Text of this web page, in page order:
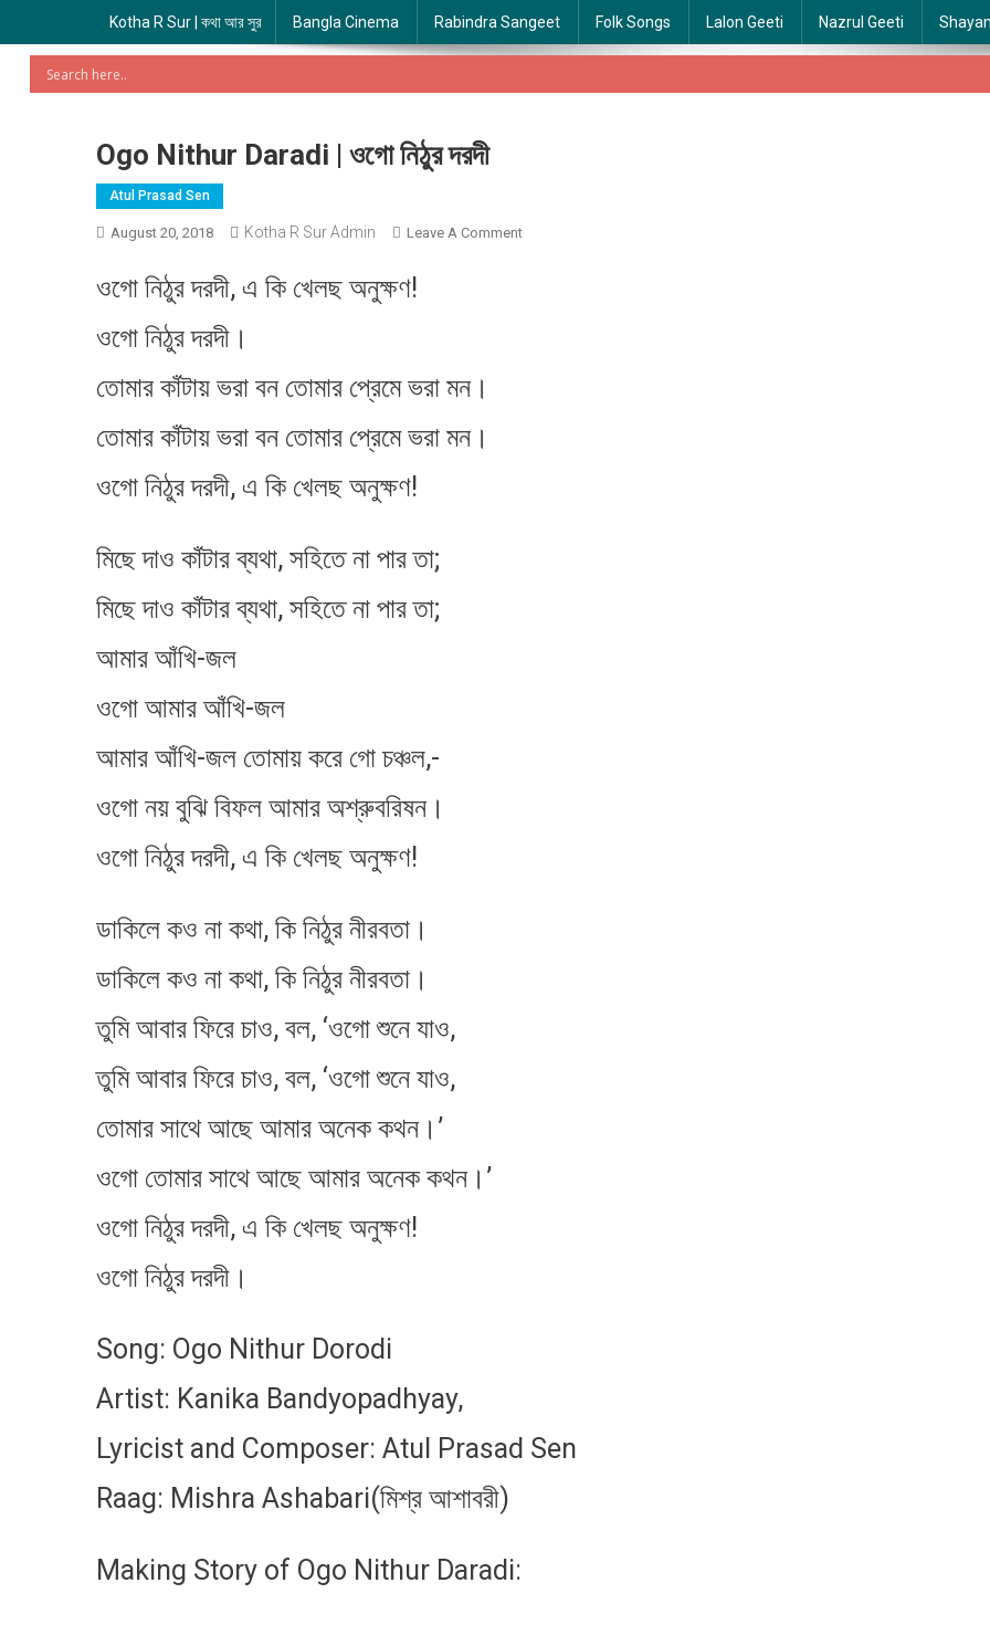
Kotha R Sur | কথা আর সুর Bangla Cinema Rabindra Sangeet Folk Songs Lalon Geeti Nazrul Geeti
Ogo Nithur Daradi | ওগো নিঠুর দরদী
Atul Prasad Sen
August 20, 2018 Kotha R Sur Admin Leave A CommentOn
ওগো নিঠুর দরদী, এ কি খেলছ অনুক্ষণ!
ওগো নিঠুর দরদী।
তোমার কাঁটায় ভরা বন তোমার প্রেমে ভরা মন।
তোমার কাঁটায় ভরা বন তোমার প্রেমে ভরা মন।
ওগো নিঠুর দরদী, এ কি খেলছ অনুক্ষণ!
মিছে দাও কাঁটার ব্যথা, সহিতে না পার তা;
মিছে দাও কাঁটার ব্যথা, সহিতে না পার তা;
আমার আঁখি-জল
ওগো আমার আঁখি-জল
আমার আঁখি-জল তোমায় করে গো চঞ্চল,-
ওগো নয় বুঝি বিফল আমার অশ্রুবরিষন।
ওগো নিঠুর দরদী, এ কি খেলছ অনুক্ষণ!
ডাকিলে কও না কথা, কি নিঠুর নীরবতা।
ডাকিলে কও না কথা, কি নিঠুর নীরবতা।
তুমি আবার ফিরে চাও, বল, ‘ওগো শুনে যাও,
তুমি আবার ফিরে চাও, বল, ‘ওগো শুনে যাও,
তোমার সাথে আছে আমার অনেক কথন।’
ওগো তোমার সাথে আছে আমার অনেক কথন।’
ওগো নিঠুর দরদী, এ কি খেলছ অনুক্ষণ!
ওগো নিঠুর দরদী।
Song: Ogo Nithur Dorodi
Artist: Kanika Bandyopadhyay,
Lyricist and Composer: Atul Prasad Sen
Raag: Mishra Ashabari(মিশ্র আশাবরী)
Making Story of Ogo Nithur Daradi: